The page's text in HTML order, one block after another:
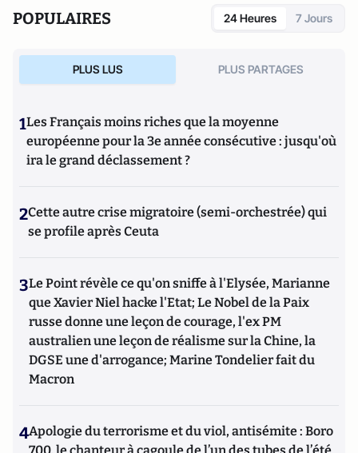
POPULAIRES 24 Heures 7 Jours
PLUS LUS PLUS PARTAGES
1Les Français moins riches que la moyenne
européenne pour la 3e année consécutive : jusqu'où
ira le grand déclassement ?
2Cette autre crise migratoire (semi-orchestrée) qui
se profile après Ceuta
3Le Point révèle ce qu'on sniffe à l'Elysée, Marianne
que Xavier Niel hacke l'Etat; Le Nobel de la Paix
russe donne une leçon de courage, l'ex PM
australien une leçon de réalisme sur la Chine, la
DGSE une d'arrogance; Marine Tondelier fait du
Macron
4Apologie du terrorisme et du viol, antisémite : Boro